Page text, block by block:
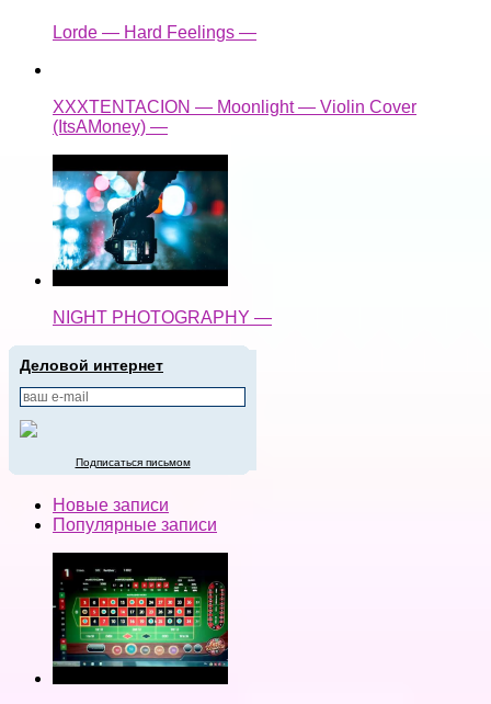
Lorde — Hard Feelings —
XXXTENTACION — Moonlight — Violin Cover
(ItsAMoney) —
NIGHT PHOTOGRAPHY —
Деловой интернет
Подписаться письмом
Новые записи
Популярные записи